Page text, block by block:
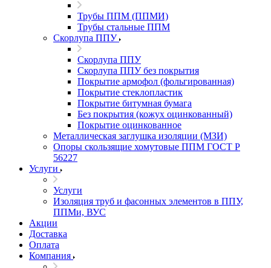
Трубы ППМ (ППМИ)
Трубы стальные ППМ
Скорлупа ППУ
Скорлупа ППУ
Скорлупа ППУ без покрытия
Покрытие армофол (фольгированная)
Покрытие стеклопластик
Покрытие битумная бумага
Без покрытия (кожух оцинкованный)
Покрытие оцинкованное
Металлическая заглушка изоляции (МЗИ)
Опоры скользящие хомутовые ППМ ГОСТ Р
56227
Услуги
Услуги
Изоляция труб и фасонных элементов в ППУ,
ППМи, ВУС
Акции
Доставка
Оплата
Компания